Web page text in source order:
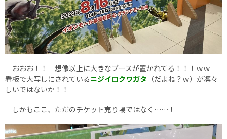
おおお！！ 想像以上に大きなブースが置かれてる！！！ｗｗ
看板で大写しにされているニジイロクワガタ （だよね？ｗ）が凛々
しいではないか！！
しかもここ、ただのチケット売り場ではなく……！